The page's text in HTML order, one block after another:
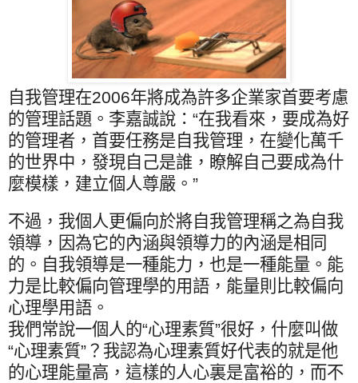
自我管理在2006年將成為許多企業家首要考慮
的管理話題。李嘉誠說：“在我看來，要成為好
的管理者，首要任務是自我管理，在變化萬千
的世界中，發現自己是誰，瞭解自己要成為什
麼模樣，建立個人尊嚴。”
不過，我個人更偏向於將自我管理稱之為自我
領導，因為它的內涵與領導力的內涵是相同
的。自我領導是一種能力，也是一種能量。能
力是比較偏向管理學的用語，能量則比較偏向
心理學用語。
我們常說一個人的“心理素質”很好，什麼叫做
“心理素質”？我認為心理素質好代表的就是他
的心理能量高，這樣的人心裏是富裕的，而不